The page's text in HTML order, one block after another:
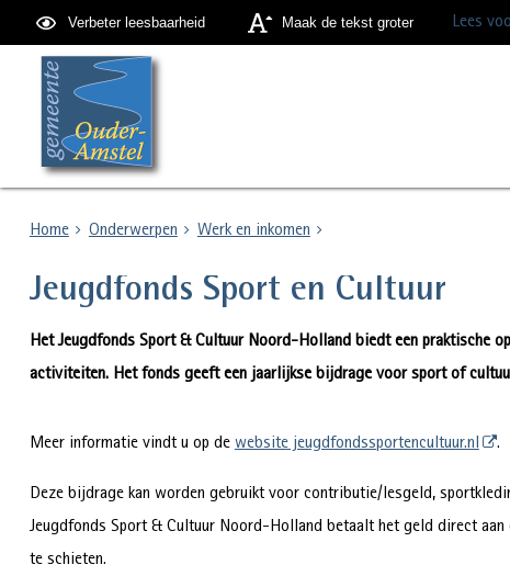
Verbeter leesbaarheid Maak de tekst groter Lees
Home Onderwerpen Werk en inkomen
Jeugdfonds Sport en Cultuur
Het Jeugdfonds Sport & Cultuur Noord-Holland biedt een praktische
activiteiten. Het fonds geeft een jaarlijkse bijdrage voor sport of
Meer informatie vindt u op de website jeugdfondssportencultuur.nl .
Deze bijdrage kan worden gebruikt voor contributie/lesgeld,
Jeugdfonds Sport & Cultuur Noord-Holland betaalt het geld direct
te schieten.